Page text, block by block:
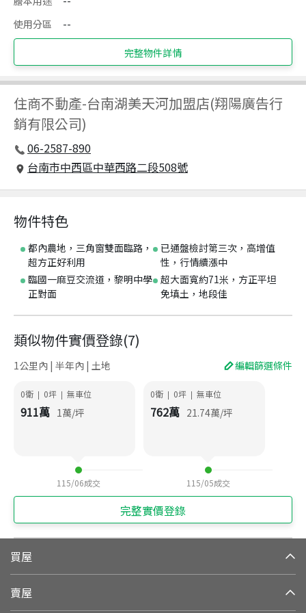
使用分區
--
完整物件詳情
住商不動產-台南湖美天河加盟店(翔陽廣告行
銷有限公司)
06-2587-890
台南市中西區中華西路二段508號
物件特色
都內農地，三角窗雙面臨路，
超方正好利用
已通盤檢討第三次，高增值
性，行情續漲中
臨國一麻豆交流道，黎明中學
正對面
超大面寬約71米，方正平坦
免填土，地段佳
類似物件實價登錄(7)
1公里內 | 半年內 | 土地 編輯篩選條件
0衛 | 0坪 | 無車位
911萬 1萬/坪
115/06成交
0衛 | 0坪 | 無車位
762萬 21.74萬/坪
115/05成交
完整實價登錄
買屋
賣屋